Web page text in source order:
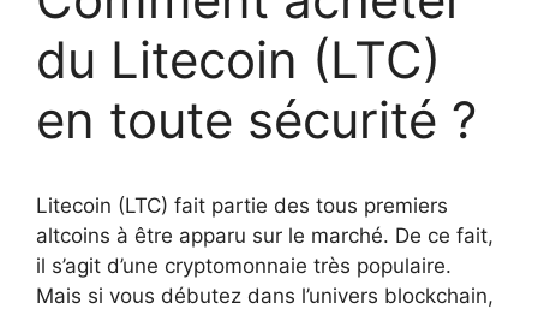
du Litecoin (LTC)
en toute sécurité ?
Litecoin (LTC) fait partie des tous premiers
altcoins à être apparu sur le marché. De ce fait,
il s’agit d’une cryptomonnaie très populaire.
Mais si vous débutez dans l’univers blockchain,